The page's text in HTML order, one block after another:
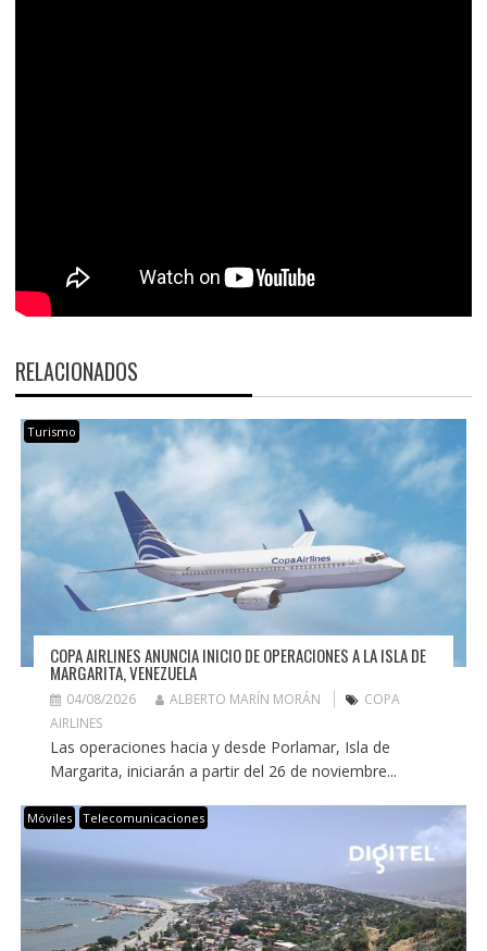
RELACIONADOS
Turismo
COPA AIRLINES ANUNCIA INICIO DE OPERACIONES A LA ISLA DE
MARGARITA, VENEZUELA
04/08/2026 ALBERTO MARÍN MORÁN
COPA
AIRLINES
Las operaciones hacia y desde Porlamar, Isla de
Margarita, iniciarán a partir del 26 de noviembre...
Móviles Telecomunicaciones